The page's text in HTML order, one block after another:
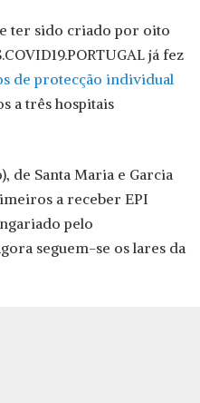
ter sido criado por oito
já fez
de protecção individual
a três hospitais
de Santa Maria e Garcia
a receber EPI
pelo
seguem-se os lares da